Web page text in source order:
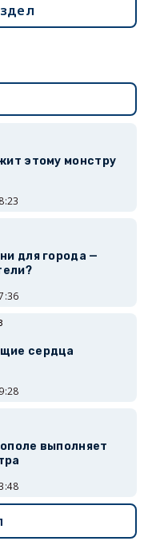
этому монстру
для города —
сердца
выполняет